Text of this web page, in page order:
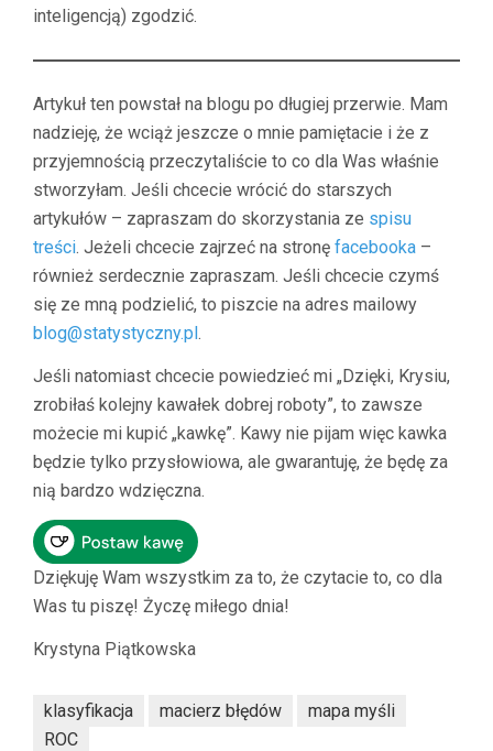
inteligencją) zgodzić.
Artykuł ten powstał na blogu po długiej przerwie. Mam
nadzieję, że wciąż jeszcze o mnie pamiętacie i że z
przyjemnością przeczytaliście to co dla Was właśnie
stworzyłam. Jeśli chcecie wrócić do starszych
artykułów – zapraszam do skorzystania ze spisu
treści. Jeżeli chcecie zajrzeć na stronę facebooka –
również serdecznie zapraszam. Jeśli chcecie czymś
się ze mną podzielić, to piszcie na adres mailowy
blog@statystyczny.pl.
Jeśli natomiast chcecie powiedzieć mi „Dzięki, Krysiu,
zrobiłaś kolejny kawałek dobrej roboty”, to zawsze
możecie mi kupić „kawkę”. Kawy nie pijam więc kawka
będzie tylko przysłowiowa, ale gwarantuję, że będę za
nią bardzo wdzięczna.
Dziękuję Wam wszystkim za to, że czytacie to, co dla
Was tu piszę! Życzę miłego dnia!
Krystyna Piątkowska
klasyfikacja macierz błędów
mapa myśli
ROC